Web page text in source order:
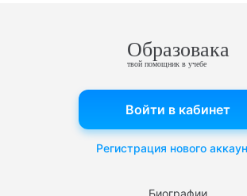
Образовака
твой помощник в учебе
Биографии
Войти в кабинет
Регистрация нового